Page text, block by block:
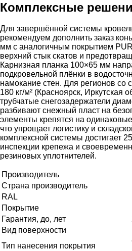
Комплексные
Для завершённой системы
рекомендуем дополнить заказ
мм с аналогичным покрытием
верхний стык скатов и
Карнизная планка 100×65 мм
подкровельной плёнки в
намокание стен. Для регионов со
180 кг/м² (Красноярск, Иркутская
трубчатые снегозадержатели
разбивают снежный пласт на
элементы крепятся на
что упрощает логистику и
комплексной системы достигает
инспекции крепежа и
резиновых уплотнителей.
Производитель
Страна производитель
RAL
Покрытие
Гарантия, до, лет
Вид поверхности
Тип нанесения покрытия